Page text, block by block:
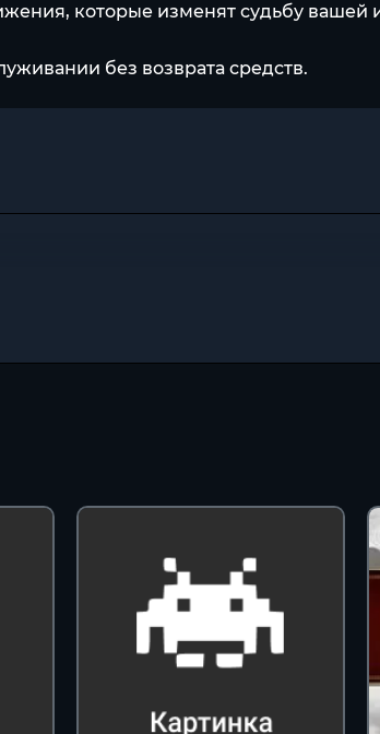
которые изменят судьбу вашей
без возврата средств.